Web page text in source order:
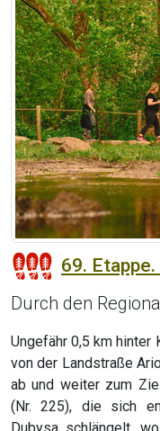
69.
Durch den
Ungefähr 0,5 km hinter
von der Landstraße
ab und weiter zum
(Nr. 225), die sich